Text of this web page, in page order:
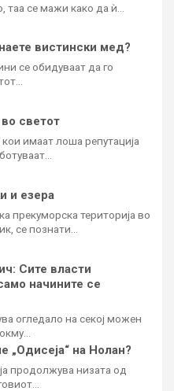
таа се мажи како да ѝ…
вистински мед?
се обидуваат да го
светот
имаат лоша репутација
и езера
прекуморска територија во
се познати…
Сите власти
начините се
огледало на секој можен
„Одисеја“ на Нолан?
продолжува низата од